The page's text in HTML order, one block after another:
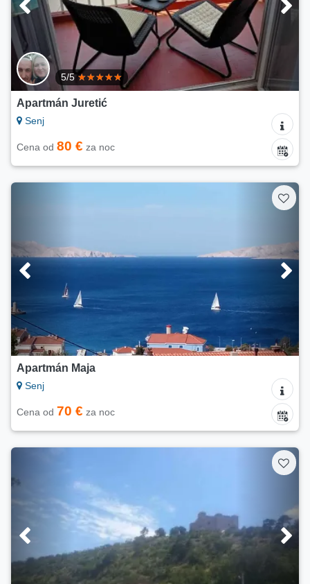
5/5
Apartmán Juretić
Senj
Cena od 80 € za noc
Apartmán Maja
Senj
Cena od 70 € za noc